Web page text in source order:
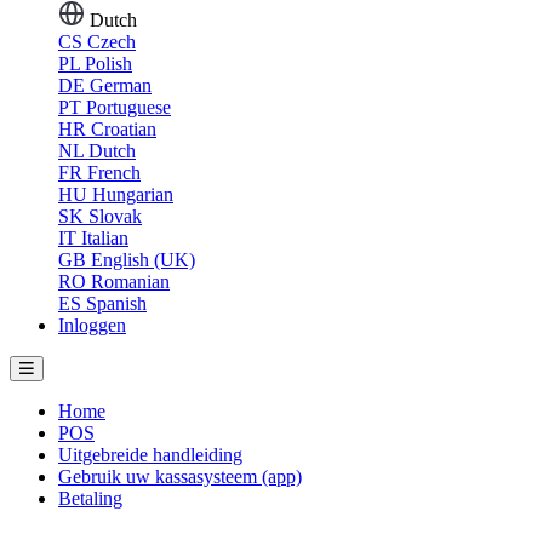
Dutch
CS Czech
PL Polish
DE German
PT Portuguese
HR Croatian
NL Dutch
FR French
HU Hungarian
SK Slovak
IT Italian
GB English (UK)
RO Romanian
ES Spanish
Inloggen
Home
POS
Uitgebreide handleiding
Gebruik uw kassasysteem (app)
Betaling